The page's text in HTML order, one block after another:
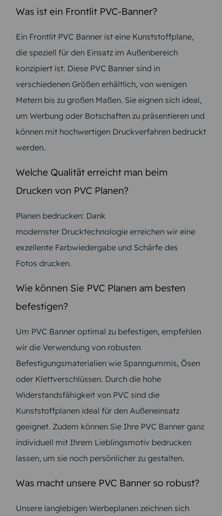
Was ist ein Frontlit PVC-Banner?
Ein Frontlit PVC Banner ist eine Kunststoffplane,
die speziell für den Einsatz im Außenbereich
konzipiert ist. Diese PVC Banner sind in
verschiedenen Größen erhältlich, von wenigen
Metern bis zu großen Maßen. Sie eignen sich ideal,
um Werbung oder Botschaften zu präsentieren und
können mit hochwertigen Druckverfahren bedruckt
werden.
Welche Qualität erreicht man beim
Drucken von PVC Planen?
Planen bedrucken: Dank
modernster Drucktechnologie erreichen wir eine
exzellente Farbwiedergabe und Schärfe des
Fotos drucken.
Wie können Sie PVC Planen am besten
befestigen?
Um PVC Banner optimal zu befestigen, empfehlen
wir die Verwendung von robusten
Befestigungsmaterialien wie Spanngummis, Ösen
oder Klettverschlüssen. Durch die hohe
Widerstandsfähigkeit von PVC sind die
Kunststoffplanen ideal für den Außeneinsatz
geeignet. Zudem können Sie Ihre PVC Banner ganz
individuell mit Ihrem Lieblingsmotiv bedrucken
lassen, um sie noch persönlicher zu gestalten.
Was macht unsere PVC Banner so robust?
Unsere langlebigen Werbeplanen zeichnen sich